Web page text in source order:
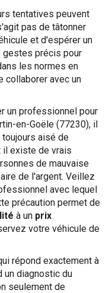
tentatives peuvent
pas de tâtonner
et d'espérer un
gestes précis pour
les normes en
collaborer avec un
un professionnel pour
en-Goële (77230), il
aisé de
il existe de vrais
de mauvaise
de l'argent. Veillez
avec lequel
précaution permet de
à un prix
votre véhicule de
répond exactement à
un diagnostic du
seulement de